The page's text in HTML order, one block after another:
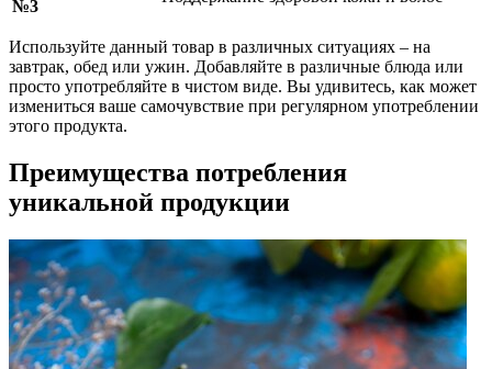
№3
Используйте данный товар в различных ситуациях – на
завтрак, обед или ужин. Добавляйте в различные блюда или
просто употребляйте в чистом виде. Вы удивитесь, как может
измениться ваше самочувствие при регулярном употреблении
этого продукта.
Преимущества потребления
уникальной продукции